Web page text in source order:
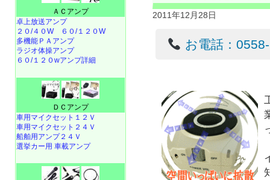
2011年12月28日
お電話：
ＡＣアンプ
卓上放送アンプ
２０/４０W
６０/１２０W
多機能ＰＡアンプ
ラジオ体操アンプ
６０/１２０wアンプ詳細
ＤＣアンプ
車用マイクセット１２Ｖ
車用マイクセット２４Ｖ
船舶用アンプ２４Ｖ
選挙カー用 車載アンプ